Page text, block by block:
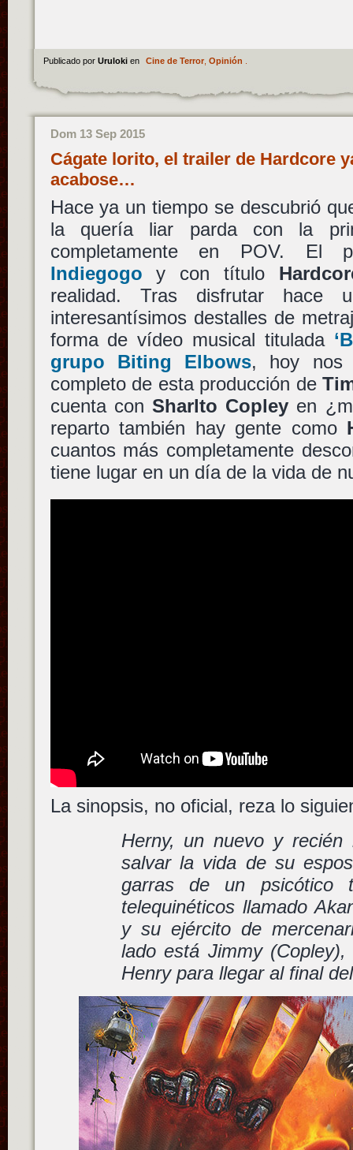
Publicado por Uruloki en Cine de Terror, Opinión
Dom 13 Sep 2015
Cágate lorito, el trailer de Hardcore
acabose…
Hace ya un tiempo se descubrió
la quería liar parda con la
completamente en POV. El
Indiegogo y con título
realidad. Tras disfrutar hace
interesantísimos destalles de
forma de vídeo musical titulada
grupo Biting Elbows, hoy nos
completo de esta producción de
cuenta con Sharlto Copley en
reparto también hay gente como
cuantos más completamente
tiene lugar en un día de la vida de
La sinopsis, no oficial, reza lo
Herny, un nuevo y recién
salvar la vida de su
garras de un psicótico
telequinéticos llamado
y su ejército de
lado está Jimmy
Henry para llegar al final